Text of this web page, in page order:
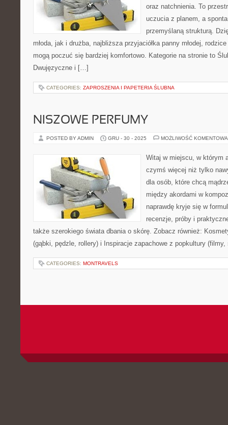
oraz natchnienia. To
uczucia z planem, a
przemyślaną strukturą.
młoda, jak i drużba, najbliższa przyjaciółka panny młodej,
mogą poczuć się bardziej komfortowo. Kategorie na stronie to
Dwujęzyczne i […]
CATEGORIES: ZAPROSZENIA I PAPETERIA ŚLUBNA
NISZOWE PERFUMY
POSTED BY ADMIN GRU - 30 - 2025 MOŻLIWOŚĆ
Witaj w miejscu, w którym
czymś więcej niż tylko
dla osób, które chcą
między akordami w
naprawdę kryje się w
recenzje, próby i
także szerokiego świata dbania o skórę. Zobacz również:
(gąbki, pędzle, rollery) i Inspiracje zapachowe z popkultury
CATEGORIES: MONTRAVELS